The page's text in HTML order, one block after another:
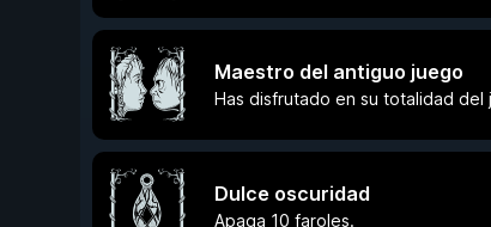
Maestro del antiguo juego
Has disfrutado en su totalidad
Dulce oscuridad
Apaga 10 faroles.